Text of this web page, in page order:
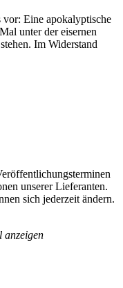
Eine apokalyptische
unter der eisernen
Im Widerstand
unserer Lieferanten.
sich jederzeit ändern.
anzeigen